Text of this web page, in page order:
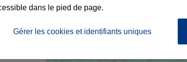
dans le pied de page.
Gérer les cookies et identifiants uniques